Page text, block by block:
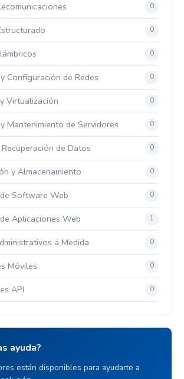
0
0
0
Configuración de Redes 0
Virtualización 0
Mantenimiento de Servidores 0
de Datos 0
y Almacenamiento 0
Software Web 0
Aplicaciones Web 1
a Medida 0
Móviles 0
API 0
ayuda?
están disponibles para ayudarte a